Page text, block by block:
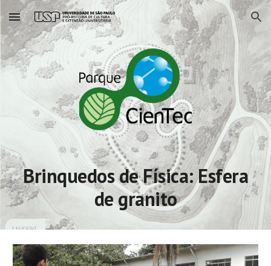
Skip to main content Skip to navigation
Brinquedos de Física: Esfera
de granito